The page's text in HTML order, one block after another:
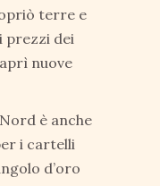
terre e
prezzi dei
nuove
è anche
i cartelli
d’oro